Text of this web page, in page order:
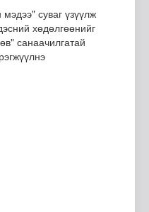
суваг үзүүлж
хөдөлгөөнийг
санаачилгатай